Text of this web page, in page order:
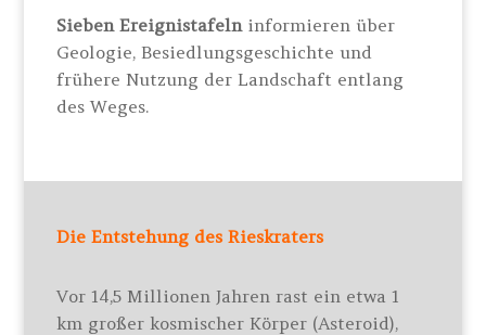
Sieben Ereignistafelninformieren über
Geologie, Besiedlungsgeschichte und
frühere Nutzung der Landschaft entlang
des Weges.
Die Entstehung des Rieskraters
Vor 14,5 Millionen Jahren rast ein etwa 1
km großer kosmischer Körper (Asteroid),